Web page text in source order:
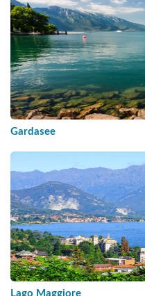
Gardasee
Lago Maggiore